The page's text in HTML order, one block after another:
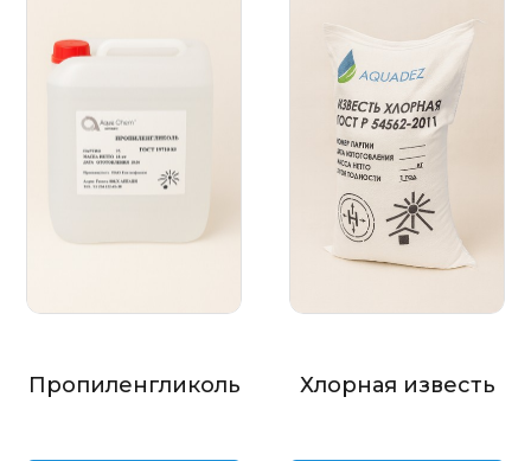
Пропиленгликоль Хлорная известь